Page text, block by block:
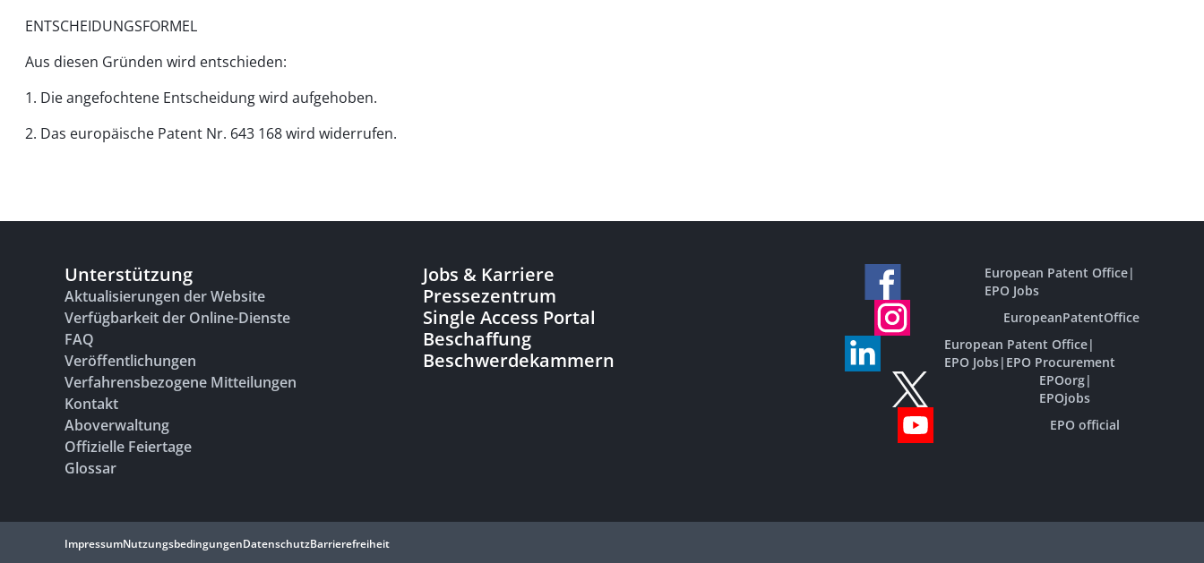
ENTSCHEIDUNGSFORMEL
Aus diesen Gründen wird entschieden:
1. Die angefochtene Entscheidung wird aufgehoben.
2. Das europäische Patent Nr. 643 168 wird widerrufen.
Unterstützung
Aktualisierungen der Website
Verfügbarkeit der Online-Dienste
FAQ
Veröffentlichungen
Verfahrensbezogene Mitteilungen
Kontakt
Aboverwaltung
Offizielle Feiertage
Glossar
Jobs & Karriere
Pressezentrum
Single Access Portal
Beschaffung
Beschwerdekammern
European Patent Office|
EPO Jobs
EuropeanPatentOffice
European Patent Office|
EPO Jobs| EPO Procurement
EPOorg|
EPOjobs
EPO official
ImpressumNutzungsbedingungenDatenschutzBarrierefreiheit